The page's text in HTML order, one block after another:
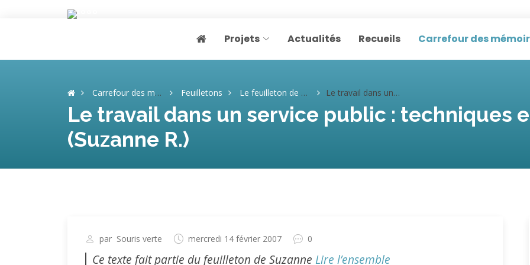
Page home
Projets Actualités Recueils Carrefour des
Carrefour des mémoires Feuilletons Le feuilleton de Suzanne Le travail dans un service public : techniques et collègues (Suzanne R.)
Le travail dans un service public : techniques
(Suzanne R.)
par Souris verte mercredi 14 février 2007 0
Ce texte fait partie du feuilleton de Suzanne Lire l’ensemble